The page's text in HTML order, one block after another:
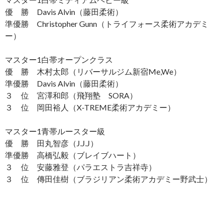
優 勝 Davis Alvin（藤田柔術）
準優勝 Christopher Gunn（トライフォース柔術アカデミ
ー）
マスター1白帯オープンクラス
優 勝 木村太郎（リバーサルジム新宿Me,We）
準優勝 Davis Alvin（藤田柔術）
３ 位 宮澤和郎（飛翔塾 SORA）
３ 位 岡田裕人（X-TREME柔術アカデミー）
マスター1青帯ルースター級
優 勝 田丸智彦（J.J.J）
準優勝 高橋弘毅（ブレイブハート）
３ 位 安藤雅登（パラエストラ吉祥寺）
３ 位 傳田佳樹（ブラジリアン柔術アカデミー野武士）